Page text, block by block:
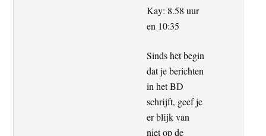
Kay: 8.58 uur
en 10:35
Sinds het begin
dat je berichten
in het BD
schrijft, geef je
er blijk van
niet op de